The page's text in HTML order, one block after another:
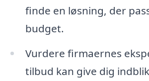
finde en løsning, der
budget.
Vurdere firmaernes
tilbud kan give dig